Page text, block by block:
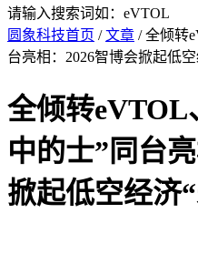
请输入搜索词如：eVTOL
圆象科技首页 /文章 / 全倾转
台亮相：2026智博会掀起低
全倾转eVTOL
中的士”同台
掀起低空经济